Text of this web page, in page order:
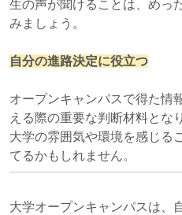
生の声が聞けることは、めっ
みましょう。
自分の進路決定に役立つ
オープンキャンパスで得た情
える際の重要な判断材料とな
大学の雰囲気や環境を感じる
てるかもしれません。
大学オープンキャンパスは、